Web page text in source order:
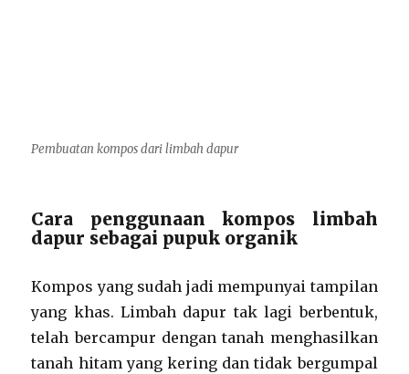
Pembuatan kompos dari limbah dapur
Cara penggunaan kompos limbah
dapur sebagai pupuk organik
Kompos yang sudah jadi mempunyai tampilan
yang khas. Limbah dapur tak lagi berbentuk,
telah bercampur dengan tanah menghasilkan
tanah hitam yang kering dan tidak bergumpal